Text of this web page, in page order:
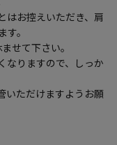
はお控えいただき、肩
。
せて下さい。
なりますので、しっか
いただけますようお願